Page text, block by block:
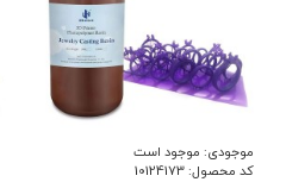
موجودی: موجود است
کد محصول:10124173